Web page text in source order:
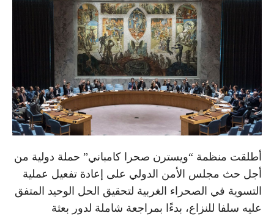
أطلقت منظمة “ويسترن صحرا كامباني” حملة دولية من
أجل حث مجلس الأمن الدولي على إعادة تفعيل عملية
التسوية في الصحراء الغربية لتحقيق الحل الوحيد المتفق
عليه سلفا للنزاع، بدءًا بمراجعة شاملة لدور بعثة